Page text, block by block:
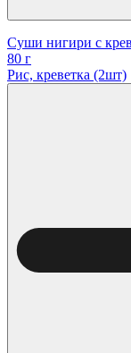
Суши нигири с
80 г
Рис, креветка (2шт)